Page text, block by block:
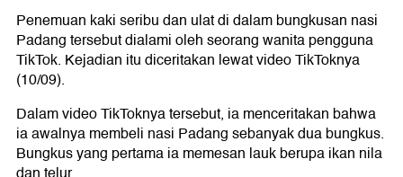
Penemuan kaki seribu dan ulat di dalam bungkusan nasi
Padang tersebut dialami oleh seorang wanita pengguna
TikTok. Kejadian itu diceritakan lewat video TikToknya
(10/09).
Dalam video TikToknya tersebut, ia menceritakan bahwa
ia awalnya membeli nasi Padang sebanyak dua bungkus.
Bungkus yang pertama ia memesan lauk berupa ikan nila